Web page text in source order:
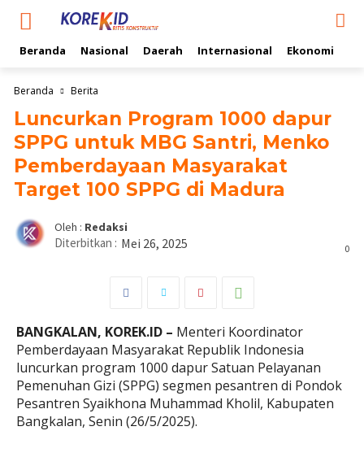
Beranda Nasional Daerah Internasional Ekonomi
Beranda Berita
Luncurkan Program 1000 dapur
SPPG untuk MBG Santri, Menko
Pemberdayaan Masyarakat
Target 100 SPPG di Madura
Oleh : Redaksi
0
Diterbitkan : Mei 26, 2025
BANGKALAN, KOREK.ID – Menteri Koordinator
Pemberdayaan Masyarakat Republik Indonesia
luncurkan program 1000 dapur Satuan Pelayanan
Pemenuhan Gizi (SPPG) segmen pesantren di Pondok
Pesantren Syaikhona Muhammad Kholil, Kabupaten
Bangkalan, Senin (26/5/2025).